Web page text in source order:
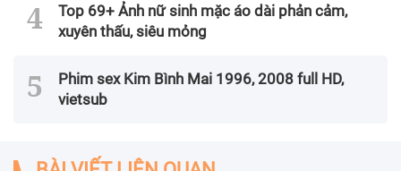
Top 69+ Ảnh nữ sinh mặc áo dài phản cảm,
xuyên thấu, siêu mỏng
Phim sex Kim Bình Mai 1996, 2008 full HD,
vietsub